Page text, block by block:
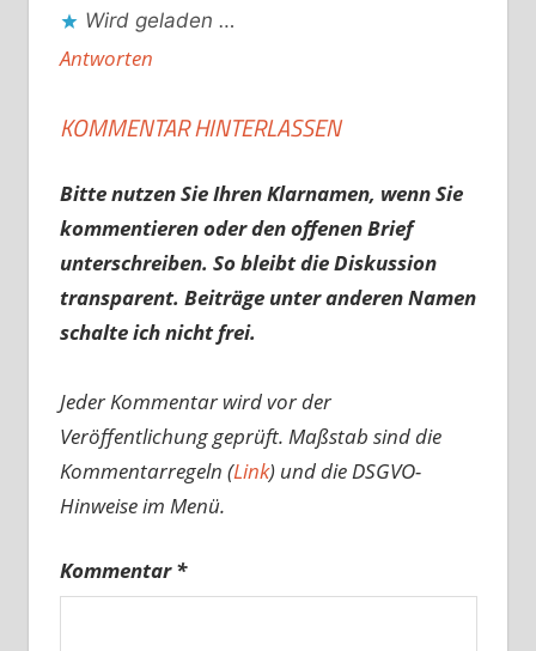
Wird geladen …
Antworten
KOMMENTAR HINTERLASSEN
Bitte nutzen Sie Ihren Klarnamen, wenn Sie
kommentieren oder den offenen Brief
unterschreiben. So bleibt die Diskussion
transparent. Beiträge unter anderen Namen
schalte ich nicht frei.
Jeder Kommentar wird vor der
Veröffentlichung geprüft. Maßstab sind die
Kommentarregeln (Link) und die DSGVO-
Hinweise im Menü.
Kommentar*